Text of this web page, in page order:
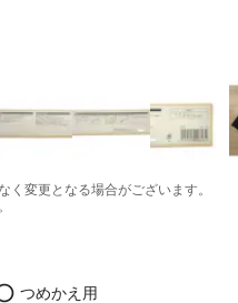
変更となる場合がございます。
つめかえ用